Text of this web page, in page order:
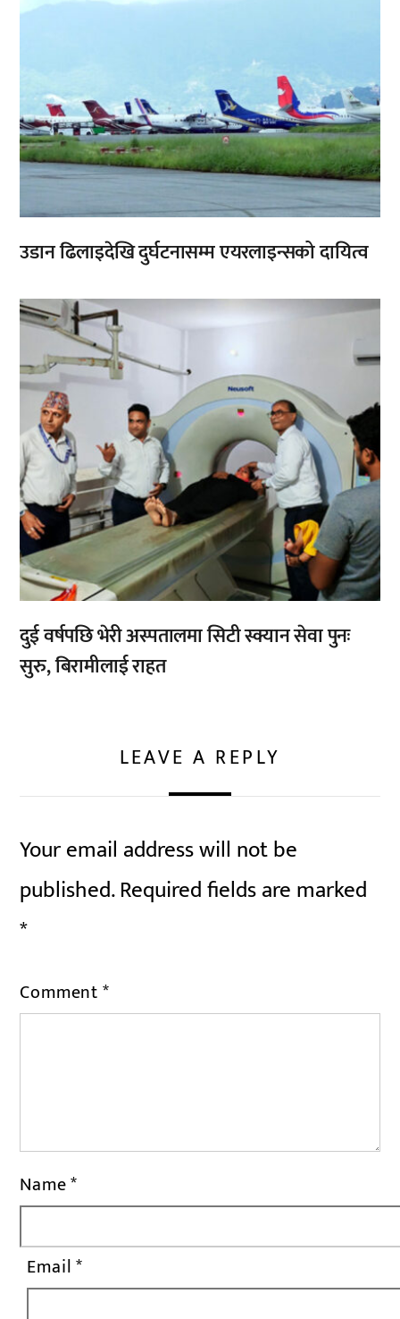
उडान ढिलाइदेखि दुर्घटनासम्म एयरलाइन्सको दायित्व
,
दुई वर्षपछि भेरी अस्पतालमा सिटी स्क्यान सेवा पुनः
सुरु, बिरामीलाई राहत
LEAVE A REPLY
Your email address will not be
published.Required fields are marked
*
Comment*
Name*
Email*